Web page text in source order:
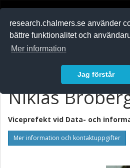
research.chalmers.se använder
bättre funktionalitet och
Mer information
Jag förstår
Niklas
Viceprefekt vid Data- och
Mer information och kontaktuppgifter